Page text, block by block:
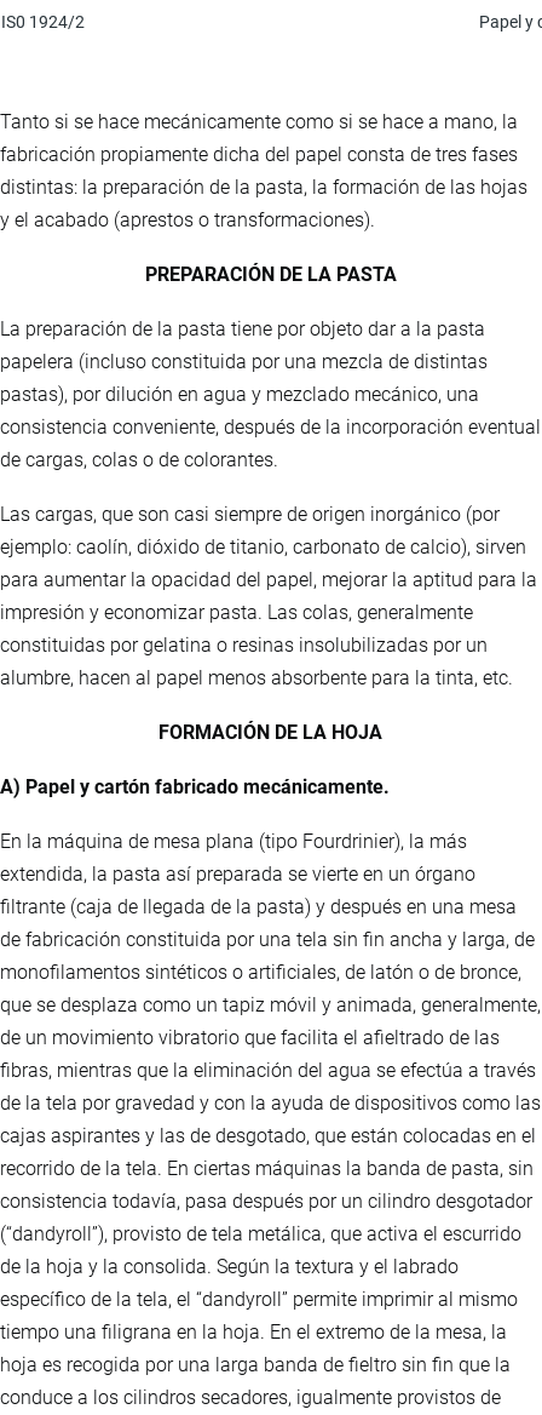
IS0 1924/2
Papel y
Tanto si se hace mecánicamente como si se hace a mano, la
fabricación propiamente dicha del papel consta de tres fases
distintas: la preparación de la pasta, la formación de las hojas
y el acabado (aprestos o transformaciones).
PREPARACIÓN DE LA PASTA
La preparación de la pasta tiene por objeto dar a la pasta
papelera (incluso constituida por una mezcla de distintas
pastas), por dilución en agua y mezclado mecánico, una
consistencia conveniente, después de la incorporación eventual
de cargas, colas o de colorantes.
Las cargas, que son casi siempre de origen inorgánico (por
ejemplo: caolín, dióxido de titanio, carbonato de calcio), sirven
para aumentar la opacidad del papel, mejorar la aptitud para la
impresión y economizar pasta. Las colas, generalmente
constituidas por gelatina o resinas insolubilizadas por un
alumbre, hacen al papel menos absorbente para la tinta, etc.
FORMACIÓN DE LA HOJA
A) Papel y cartón fabricado mecánicamente.
En la máquina de mesa plana (tipo Fourdrinier), la más
extendida, la pasta así preparada se vierte en un órgano
filtrante (caja de llegada de la pasta) y después en una mesa
de fabricación constituida por una tela sin fin ancha y larga, de
monofilamentos sintéticos o artificiales, de latón o de bronce,
que se desplaza como un tapiz móvil y animada, generalmente,
de un movimiento vibratorio que facilita el afieltrado de las
fibras, mientras que la eliminación del agua se efectúa a través
de la tela por gravedad y con la ayuda de dispositivos como las
cajas aspirantes y las de desgotado, que están colocadas en el
recorrido de la tela. En ciertas máquinas la banda de pasta, sin
consistencia todavía, pasa después por un cilindro desgotador
(“dandyroll”), provisto de tela metálica, que activa el escurrido
de la hoja y la consolida. Según la textura y el labrado
específico de la tela, el “dandyroll” permite imprimir al mismo
tiempo una filigrana en la hoja. En el extremo de la mesa, la
hoja es recogida por una larga banda de fieltro sin fin que la
conduce a los cilindros secadores, igualmente provistos de